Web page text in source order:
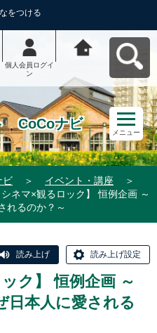
をつける
個人会員ログイ
ン
ナビへ戻る
CoCoナビ
メニュー
ビ ＞ イベント・講座
＞
シネマ×観るロック】 恒例企画 ～
れるのか？～
読み上げ 読み上げ設定
ク】 恒例企画 ～
日本人に愛される